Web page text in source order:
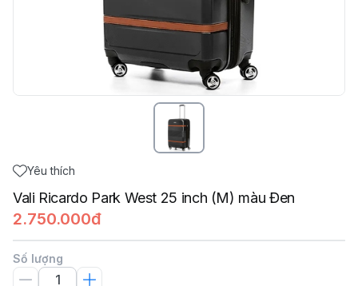
Yêu thích
Vali Ricardo Park West 25 inch (M) màu Đen
2.750.000đ
Số lượng